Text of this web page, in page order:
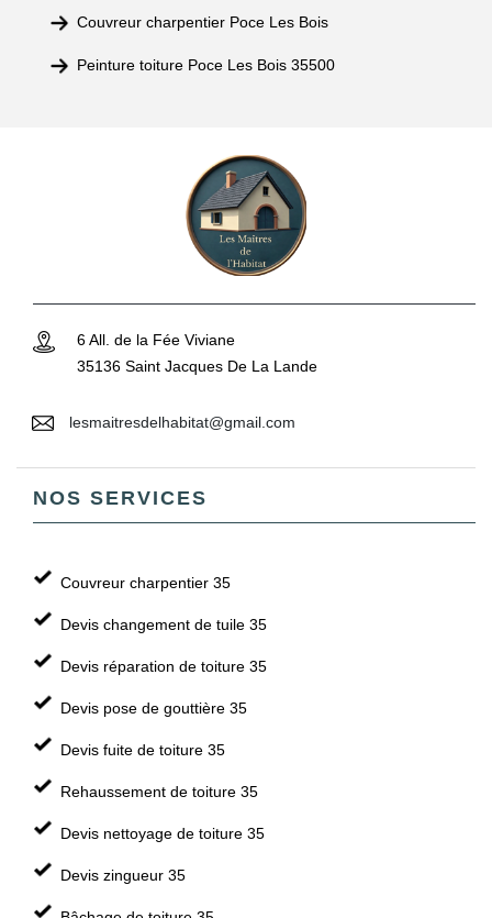
Couvreur charpentier Poce Les Bois
Peinture toiture Poce Les Bois 35500
6 All. de la Fée Viviane
35136 Saint Jacques De La Lande
lesmaitresdelhabitat@gmail.com
NOS SERVICES
Couvreur charpentier 35
Devis changement de tuile 35
Devis réparation de toiture 35
Devis pose de gouttière 35
Devis fuite de toiture 35
Rehaussement de toiture 35
Devis nettoyage de toiture 35
Devis zingueur 35